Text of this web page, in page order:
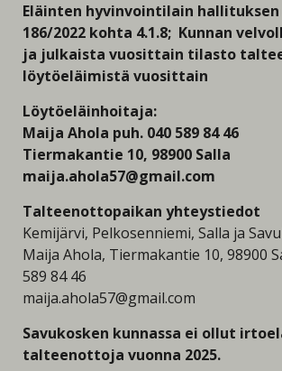
Eläinten hyvinvointilain hallituksen
186/2022 kohta 4.1.8; Kunnan
ja julkaista vuosittain tilasto
löytöeläimistä vuosittain
Löytöeläinhoitaja:
Maija Ahola puh. 040 589 84 46
Tiermakantie 10, 98900 Salla
maija.ahola57@gmail.com
Talteenottopaikan yhteystiedot
Kemijärvi, Pelkosenniemi, Salla ja
Maija Ahola, Tiermakantie 10, 98900
589 84 46
maija.ahola57@gmail.com
Savukosken kunnassa ei ollut
talteenottoja vuonna 2025.